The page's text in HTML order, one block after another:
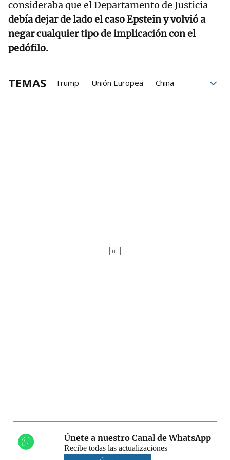
consideraba que el Departamento de Justicia
debía dejar de lado el caso Epstein y volvió a
negar cualquier tipo de implicación con el
pedófilo.
TEMAS Trump Unión Europea
China
Únete a nuestro Canal de WhatsApp
Recibe todas las actualizaciones